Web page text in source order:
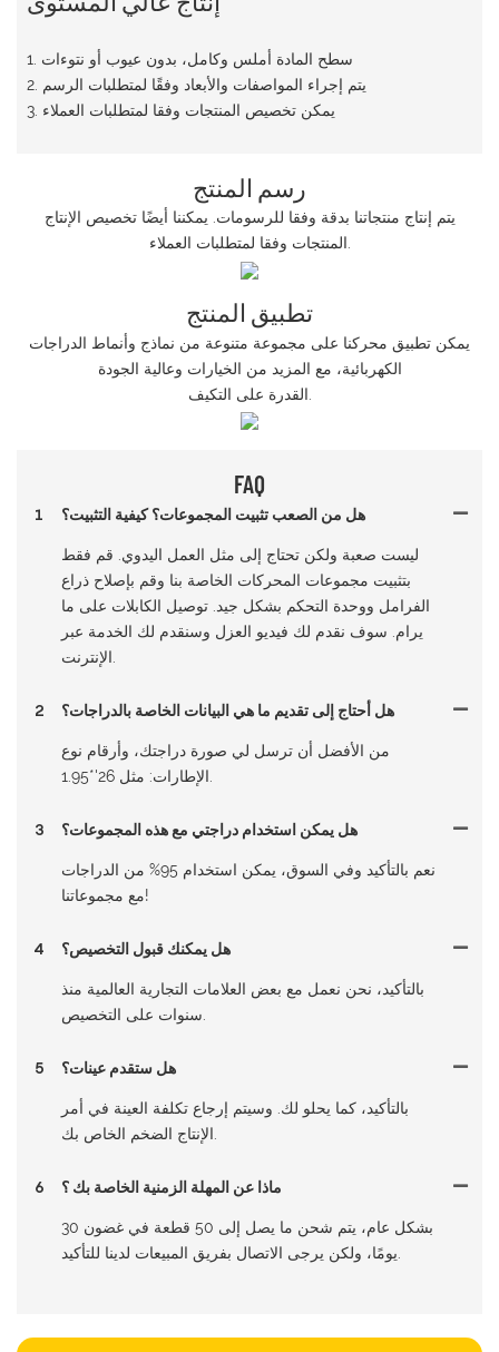
1. سطح المادة أملس وكامل، بدون عيوب أو نتوءات
2. يتم إجراء المواصفات والأبعاد وفقًا لمتطلبات الرسم
3. يمكن تخصيص المنتجات وفقا لمتطلبات العملاء
رسم المنتج
يتم إنتاج منتجاتنا بدقة وفقا للرسومات. يمكننا أيضًا تخصيص الإنتاج
تطبيق المنتج
يمكن تطبيق محركنا على مجموعة متنوعة من نماذج وأنماط الدراجات
الكهربائية، مع المزيد من الخيارات وعالية الجودة
FAQ
1 هل من الصعب تثبيت المجموعات؟ كيفية التثبيت؟
ليست صعبة ولكن تحتاج إلى مثل العمل اليدوي. قم فقط
بتثبيت مجموعات المحركات الخاصة بنا وقم بإصلاح ذراع
الفرامل ووحدة التحكم بشكل جيد. توصيل الكابلات على ما
يرام. سوف نقدم لك فيديو العزل وسنقدم لك الخدمة عبر
2 هل أحتاج إلى تقديم ما هي البيانات الخاصة بالدراجات؟
من الأفضل أن ترسل لي صورة دراجتك، وأرقام نوع
3 هل يمكن استخدام دراجتي مع هذه المجموعات؟
نعم بالتأكيد وفي السوق، يمكن استخدام 95% من الدراجات
مع مجموعاتنا!
4 هل يمكنك قبول التخصيص؟
بالتأكيد، نحن نعمل مع بعض العلامات التجارية العالمية منذ
5 هل ستقدم عينات؟
بالتأكيد، كما يحلو لك. وسيتم إرجاع تكلفة العينة في أمر
6 ماذا عن المهلة الزمنية الخاصة بك ؟
بشكل عام، يتم شحن ما يصل إلى 50 قطعة في غضون 30